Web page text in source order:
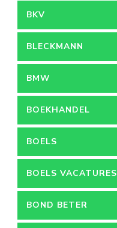
BKV
BLECKMANN
BMW
BOEKHANDEL
BOELS
BOELS VACATURES
BOND BETER